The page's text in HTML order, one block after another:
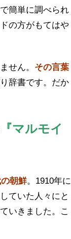
簡単に調べられ
の方がもてはや
せん。 その言葉
辞書です。だか
『マルモイ
朝鮮。1910年に
ていた人々にと
いきました。こ